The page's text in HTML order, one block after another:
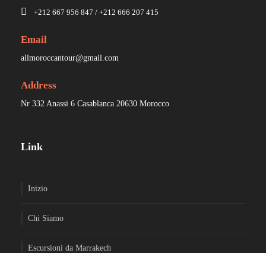
+212 667 956 847 / +212 666 207 415
Email
allmoroccantour@gmail.com
Address
Nr 332 Anassi 6 Casablanca 20630 Morocco
Link
Inizio
Chi Siamo
Escursioni da Marrakech